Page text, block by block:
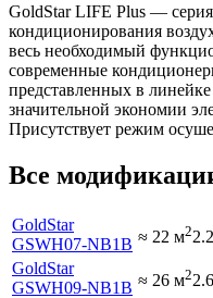
GoldStar LIFE Plus —
кондиционирования
весь необходимый
современные
представленных в
значительной экономии
Присутствует режим
Все
GoldStar
GSWH07-NB1B ≈ 22 м2
GoldStar
GSWH09-NB1B ≈ 26 м2